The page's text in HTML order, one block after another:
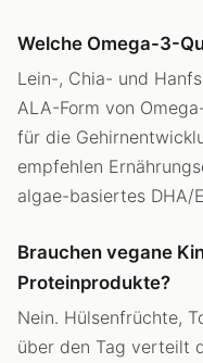
Welche Omega-3-
Lein-, Chia- und
ALA-Form von
für die
empfehlen
algae-basiertes DHA/
Brauchen vegane
Proteinprodukte?
Nein. Hülsenfrüchte,
über den Tag verteilt